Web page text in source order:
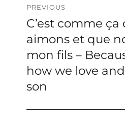
Post
navigation
PREVIOUS
Previous
post:
C’est comme
aimons et que
mon fils –
how we love
son